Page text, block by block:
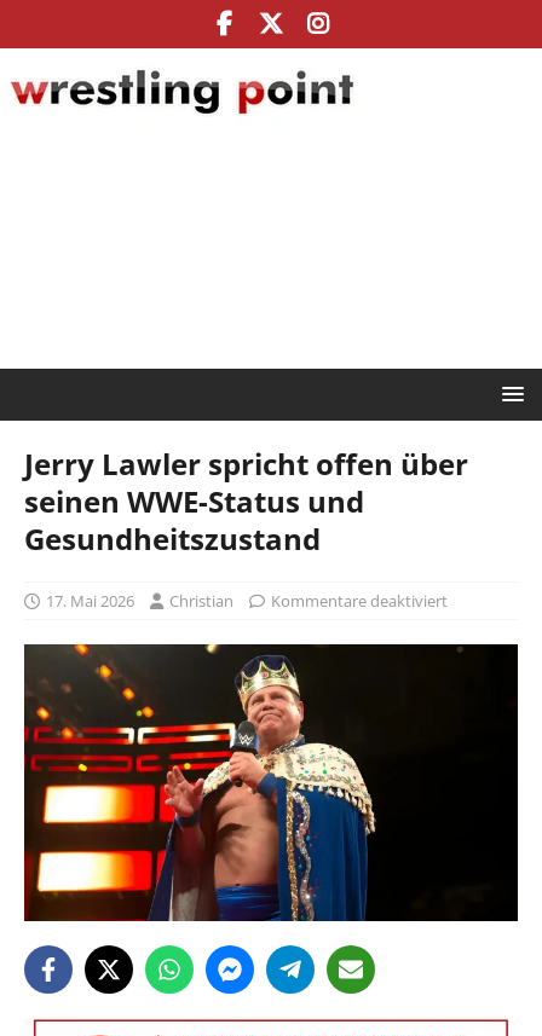
Jerry Lawler spricht offen über
seinen WWE-Status und
Gesundheitszustand
17. Mai 2026 Christian Kommentare deaktiviert